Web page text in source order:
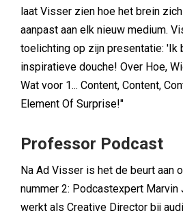
laat Visser zien hoe het brein
aanpast aan elk nieuw medium.
toelichting op zijn presentatie: 'Ik
inspiratieve douche! Over Hoe,
Wat voor 1... Content, Content,
Element Of Surprise!"
Professor Podcast
Na Ad Visser is het de beurt aan
nummer 2: Podcastexpert Marvin
werkt als Creative Director bij